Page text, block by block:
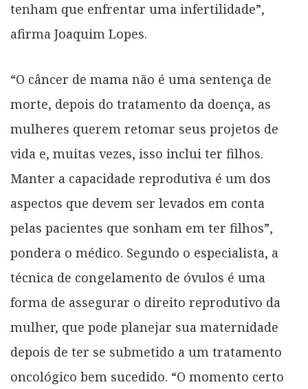
tenham que enfrentar uma infertilidade”,
afirma Joaquim Lopes.
“O câncer de mama não é uma sentença de
morte, depois do tratamento da doença, as
mulheres querem retomar seus projetos de
vida e, muitas vezes, isso inclui ter filhos.
Manter a capacidade reprodutiva é um dos
aspectos que devem ser levados em conta
pelas pacientes que sonham em ter filhos”,
pondera o médico. Segundo o especialista, a
técnica de congelamento de óvulos é uma
forma de assegurar o direito reprodutivo da
mulher, que pode planejar sua maternidade
depois de ter se submetido a um tratamento
oncológico bem sucedido. “O momento certo